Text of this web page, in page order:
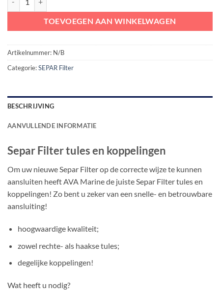
TOEVOEGEN AAN WINKELWAGEN
Artikelnummer: N/B
Categorie:SEPAR Filter
BESCHRIJVING
AANVULLENDE INFORMATIE
Separ Filter tules en koppelingen
Om uw nieuwe Separ Filter op de correcte wijze te kunnen
aansluiten heeft AVA Marine de juiste Separ Filter tules en
koppelingen! Zo bent u zeker van een snelle- en betrouwbare
aansluiting!
hoogwaardige kwaliteit;
zowel rechte- als haakse tules;
degelijke koppelingen!
Wat heeft u nodig?